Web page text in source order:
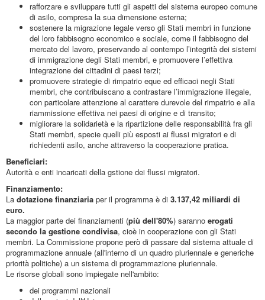
rafforzare e sviluppare tutti gli aspetti del sistema europeo comune
di asilo, compresa la sua dimensione esterna;
sostenere la migrazione legale verso gli Stati membri in funzione
del loro fabbisogno economico e sociale, come il fabbisogno del
mercato del lavoro, preservando al contempo l’integrità dei sistemi
di immigrazione degli Stati membri, e promuovere l’effettiva
integrazione dei cittadini di paesi terzi;
promuovere strategie di rimpatrio eque ed efficaci negli Stati
membri, che contribuiscano a contrastare l’immigrazione illegale,
con particolare attenzione al carattere durevole del rimpatrio e alla
riammissione effettiva nei paesi di origine e di transito;
migliorare la solidarietà e la ripartizione delle responsabilità fra gli
Stati membri, specie quelli più esposti ai flussi migratori e di
richiedenti asilo, anche attraverso la cooperazione pratica.
Beneficiari:
Autorità e enti incaricati della gstione dei flussi migratori.
Finanziamento:
La dotazione finanziaria per il programma è di 3.137,42 miliardi di
euro.
La maggior parte dei finanziamenti (più dell'80%) saranno erogati
secondo la gestione condivisa, cioè in cooperazione con gli Stati
membri. La Commissione propone però di passare dal sistema attuale di
programmazione annuale (all'interno di un quadro pluriennale e generiche
priorità politiche) a un sistema di programmazione pluriennale.
Le risorse globali sono impiegate nell'ambito:
dei programmi nazionali